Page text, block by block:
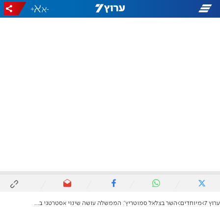
-
+
ערוץ 7 מיוחדים השר בצלאל סמוטריץ': הממשלה עושה שינוי אסטרטגי בהתיישבות